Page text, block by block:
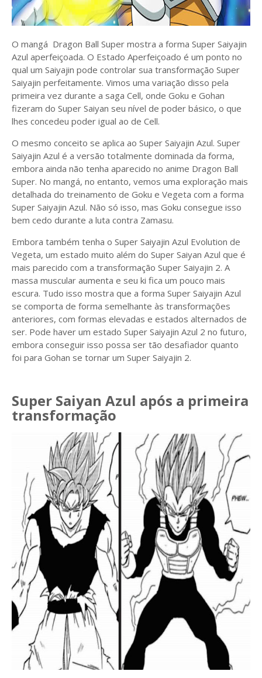
O mangá Dragon Ball Super mostra a forma Super Saiyajin
Azul aperfeiçoada. O Estado Aperfeiçoado é um ponto no
qual um Saiyajin pode controlar sua transformação Super
Saiyajin perfeitamente. Vimos uma variação disso pela
primeira vez durante a saga Cell, onde Goku e Gohan
fizeram do Super Saiyan seu nível de poder básico, o que
lhes concedeu poder igual ao de Cell.
O mesmo conceito se aplica ao Super Saiyajin Azul. Super
Saiyajin Azul é a versão totalmente dominada da forma,
embora ainda não tenha aparecido no anime Dragon Ball
Super. No mangá, no entanto, vemos uma exploração mais
detalhada do treinamento de Goku e Vegeta com a forma
Super Saiyajin Azul. Não só isso, mas Goku consegue isso
bem cedo durante a luta contra Zamasu.
Embora também tenha o Super Saiyajin Azul Evolution de
Vegeta, um estado muito além do Super Saiyan Azul que é
mais parecido com a transformação Super Saiyajin 2. A
massa muscular aumenta e seu ki fica um pouco mais
escura. Tudo isso mostra que a forma Super Saiyajin Azul
se comporta de forma semelhante às transformações
anteriores, com formas elevadas e estados alternados de
ser. Pode haver um estado Super Saiyajin Azul 2 no futuro,
embora conseguir isso possa ser tão desafiador quanto
foi para Gohan se tornar um Super Saiyajin 2.
Super Saiyan Azul após a primeira
transformação